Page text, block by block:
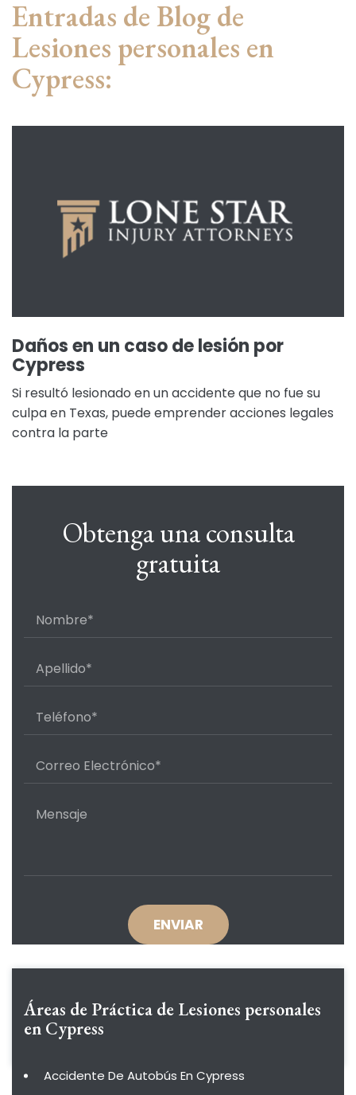
Entradas de Blog de
Lesiones personales en
Cypress:
Daños en un caso de lesión por
Cypress
Si resultó lesionado en un accidente que no fue su
culpa en Texas, puede emprender acciones legales
contra la parte
Obtenga una consulta
gratuita
Áreas de Práctica de Lesiones personales
en Cypress
Accidente De Autobús En Cypress